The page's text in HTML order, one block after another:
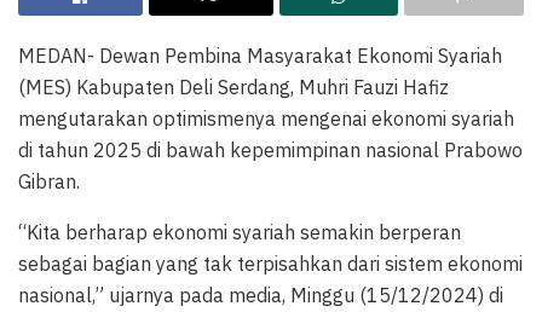
MEDAN- Dewan Pembina Masyarakat Ekonomi Syariah
(MES) Kabupaten Deli Serdang, Muhri Fauzi Hafiz
mengutarakan optimismenya mengenai ekonomi syariah
di tahun 2025 di bawah kepemimpinan nasional Prabowo
Gibran.
“Kita berharap ekonomi syariah semakin berperan
sebagai bagian yang tak terpisahkan dari sistem ekonomi
nasional,” ujarnya pada media, Minggu (15/12/2024) di